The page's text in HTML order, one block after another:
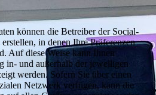
können die Betreiber der Social-
in denen Ihre Präferenzen
Auf diese Weise kann Ihnen
in- und außerhalb der jeweiligen
werden. Sofern Sie über einen
Netzwerk verfügen, kann die